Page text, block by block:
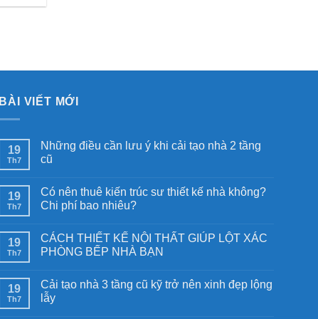
BÀI VIẾT MỚI
19
Th7
Những điều cần lưu ý khi cải tạo nhà 2 tầng
cũ
19
Th7
Có nên thuê kiến trúc sư thiết kế nhà không?
Chi phí bao nhiêu?
19
Th7
CÁCH THIẾT KẾ NỘI THẤT GIÚP LỘT XÁC
PHÒNG BẾP NHÀ BẠN
19
Th7
Cải tạo nhà 3 tầng cũ kỹ trở nên xinh đẹp lộng
lẫy